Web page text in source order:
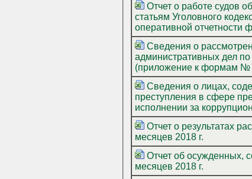
Отчет о работе судов
статьям Уголовного кодекса
оперативной отчетности
Сведения о
административных дел
(приложение к формам №
Сведения о лицах,
преступления в сфере
исполнении за
Отчет о результатах рассмотрения уголовных дел с участием присяжных заседателей за 6
месяцев 2018 г.
Отчет об осужденных, совершивших
месяцев 2018 г.